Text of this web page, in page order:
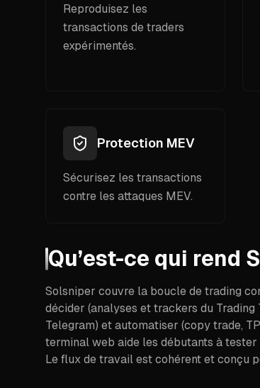
Reproduisez les
transactions de traders
expérimentés.
Protection MEV
Sécurisez les transactions
contre les attaques MEV.
Qu’est-ce qui rend
Solsniper couvre la boucle de trading
décider (analyses et trackers du
Telegram) et automatiser (copy trade,
terminal web aide les débutants à tester
Le flux de travail est cohérent et conçu